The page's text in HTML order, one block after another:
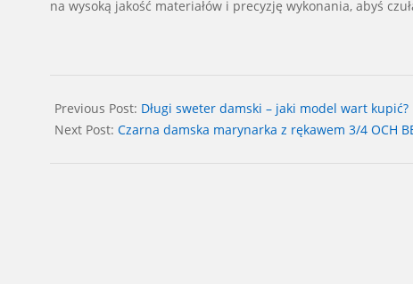
na wysoką jakość materiałów i precyzję wykonania, abyś
06-
08
Previous Post: Długi sweter damski – jaki model wart kupić?
Next Post: Czarna damska marynarka z rękawem 3/4 OCH